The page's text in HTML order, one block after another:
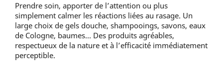
Prendre soin, apporter de l’attention ou plus
simplement calmer les réactions liées au rasage. Un
large choix de gels douche, shampooings, savons, eaux
de Cologne, baumes... Des produits agréables,
respectueux de la nature et à l’efficacité immédiatement
perceptible.